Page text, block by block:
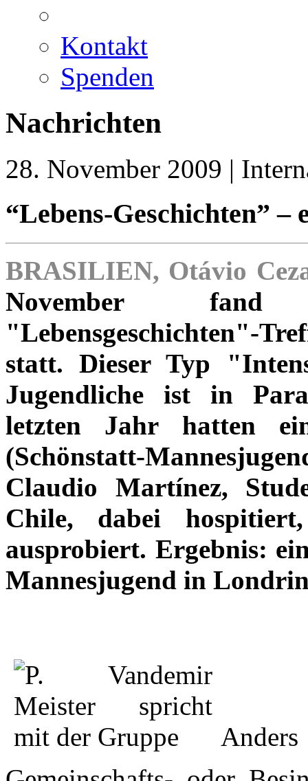
Kontakt
Spenden
Nachrichten
28. November 2009 |
“Lebens-Geschichten”
BRASILIEN, Otávio
November
"Lebensgeschichten"-
statt. Dieser Typ
Jugendliche ist in
letzten Jahr hatten
(Schönstatt-
Claudio Martínez,
Chile, dabei
ausprobiert. Ergebnis:
Mannesjugend in